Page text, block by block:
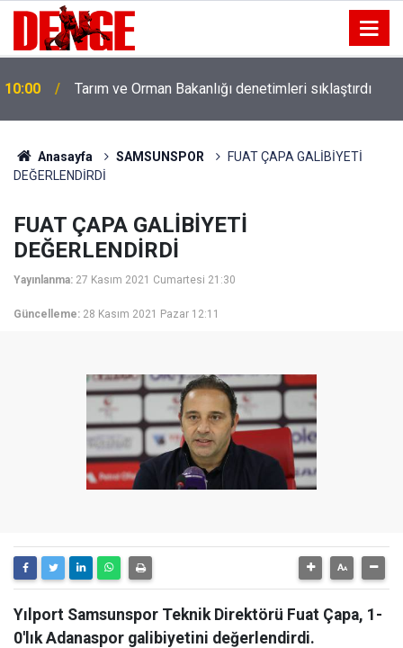
10:00 Tarım ve Orman Bakanlığı denetimleri sıklaştırdı
Anasayfa SAMSUNSPOR
FUAT ÇAPA GALİBİYETİ
DEĞERLENDİRDİ
FUAT ÇAPA GALİBİYETİ
DEĞERLENDİRDİ
Yayınlanma: 27 Kasım 2021 Cumartesi 21:30
Güncelleme: 28 Kasım 2021 Pazar 12:11
Yılport Samsunspor Teknik Direktörü Fuat Çapa, 1-
0'lık Adanaspor galibiyetini değerlendirdi.